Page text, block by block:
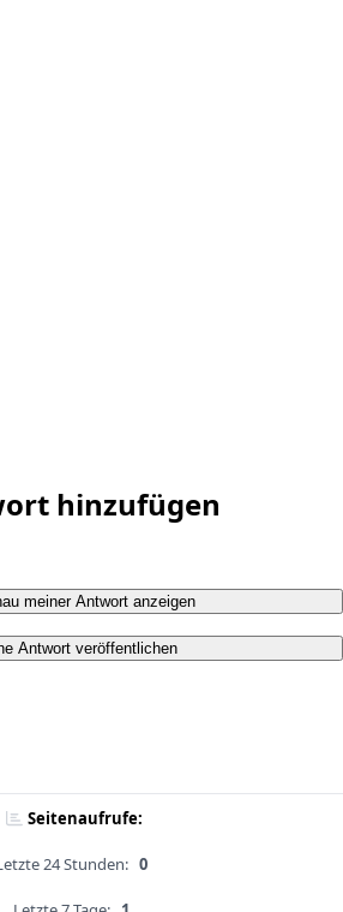
hinzufügen
meiner Antwort anzeigen
Antwort veröffentlichen
Seitenaufrufe:
24 Stunden: 0